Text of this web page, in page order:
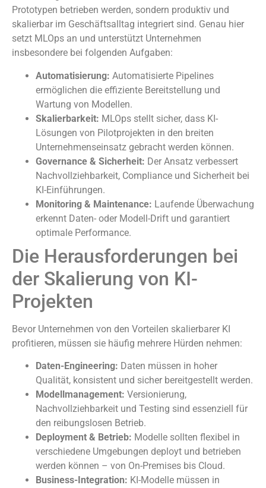
Prototypen betrieben werden, sondern produktiv und
skalierbar im Geschäftsalltag integriert sind. Genau hier
setzt MLOps an und unterstützt Unternehmen
insbesondere bei folgenden Aufgaben:
Automatisierung: Automatisierte Pipelines
ermöglichen die effiziente Bereitstellung und
Wartung von Modellen.
Skalierbarkeit: MLOps stellt sicher, dass KI-
Lösungen von Pilotprojekten in den breiten
Unternehmenseinsatz gebracht werden können.
Governance & Sicherheit: Der Ansatz verbessert
Nachvollziehbarkeit, Compliance und Sicherheit bei
KI-Einführungen.
Monitoring & Maintenance: Laufende Überwachung
erkennt Daten- oder Modell-Drift und garantiert
optimale Performance.
Die Herausforderungen bei
der Skalierung von KI-
Projekten
Bevor Unternehmen von den Vorteilen skalierbarer KI
profitieren, müssen sie häufig mehrere Hürden nehmen:
Daten-Engineering: Daten müssen in hoher
Qualität, konsistent und sicher bereitgestellt werden.
Modellmanagement: Versionierung,
Nachvollziehbarkeit und Testing sind essenziell für
den reibungslosen Betrieb.
Deployment & Betrieb: Modelle sollten flexibel in
verschiedene Umgebungen deployt und betrieben
werden können – von On-Premises bis Cloud.
Business-Integration: KI-Modelle müssen in